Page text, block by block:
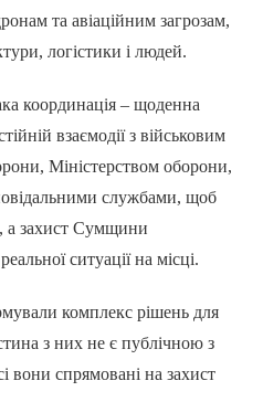
та авіаційним загрозам,
логістики і людей.
координація – щоденна
взаємодії з військовим
Міністерством оборони,
службами, щоб
а захист Сумщини
ситуації на місці.
комплекс рішень для
з них не є публічною з
вони спрямовані на захист